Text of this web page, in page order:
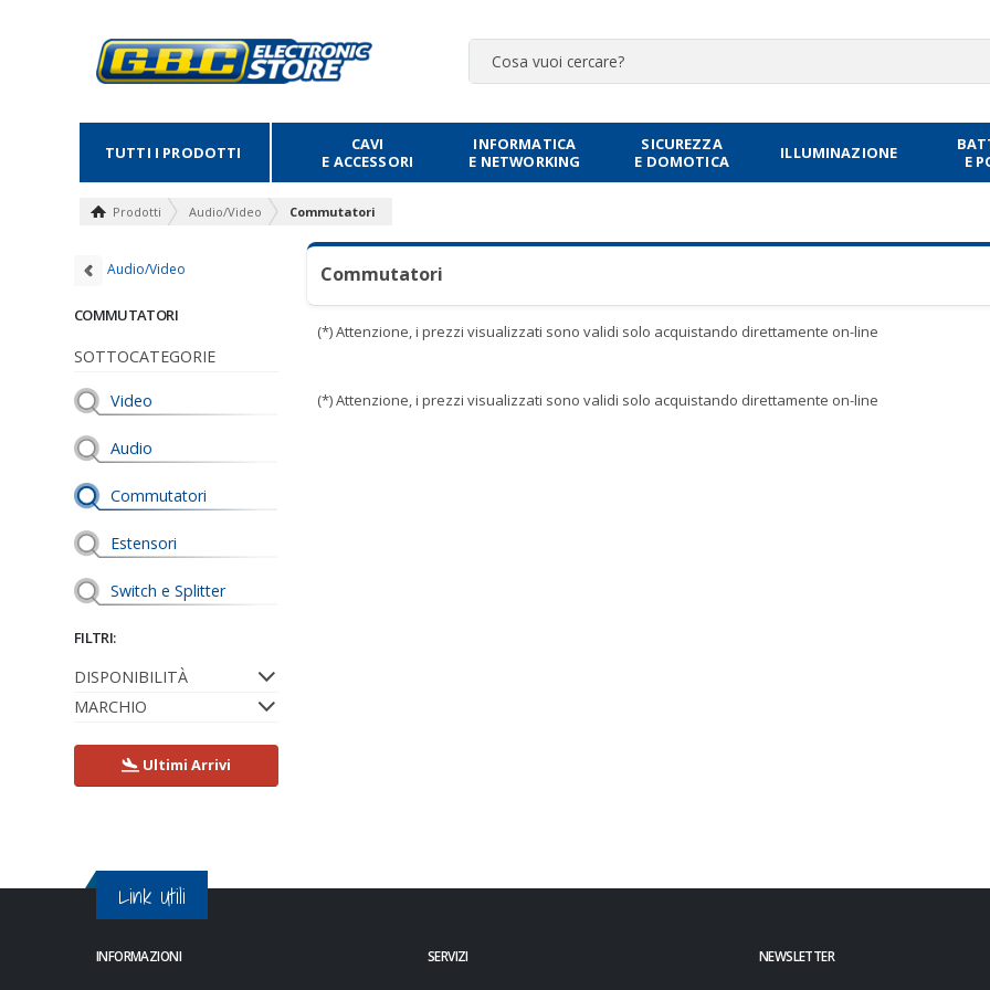
TUTTI I PRODOTTI
CAVI
E ACCESSORI
INFORMATICA
E NETWORKING
SICUREZZA
E DOMOTICA
ILLUMINAZIONE
E
Prodotti Audio/Video Commutatori
Audio/Video
COMMUTATORI
SOTTOCATEGORIE
Video
Audio
Commutatori
Estensori
Switch e Splitter
FILTRI:
DISPONIBILITÀ
MARCHIO
Ultimi Arrivi
Commutatori
(*) Attenzione, i prezzi visualizzati sono validi solo acquistando direttamente on-line
(*) Attenzione, i prezzi visualizzati sono validi solo acquistando direttamente on-line
Link Utili
INFORMAZIONI SERVIZI NEWSLETTER